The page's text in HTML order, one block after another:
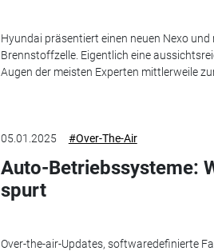
Hyundai präsentiert einen neuen Nexo
Brennstoffzelle. Eigentlich eine
Augen der meisten Experten mittlerweile
05.01.2025 #Over-The-Air
Auto-Betriebssysteme:
spurt
Over-the-air-Updates, softwaredefinierte